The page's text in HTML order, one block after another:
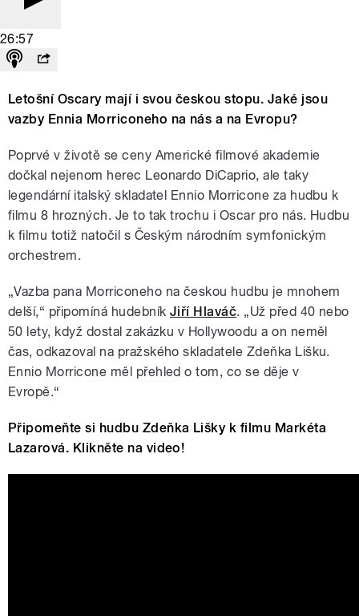
26:57
Letošní Oscary mají i svou českou stopu. Jaké jsou
vazby Ennia Morriconeho na nás a na Evropu?
Poprvé v životě se ceny Americké filmové akademie
dočkal nejenom herec Leonardo DiCaprio, ale taky
legendární italský skladatel Ennio Morricone za hudbu k
filmu 8 hrozných. Je to tak trochu i Oscar pro nás. Hudbu
k filmu totiž natočil s Českým národním symfonickým
orchestrem.
„Vazba pana Morriconeho na českou hudbu je mnohem
delší,“ připomíná hudebník Jiří Hlaváč. „Už před 40 nebo
50 lety, když dostal zakázku v Hollywoodu a on neměl
čas, odkazoval na pražského skladatele Zdeňka Lišku.
Ennio Morricone měl přehled o tom, co se děje v
Evropě.“
Připomeňte si hudbu Zdeňka Lišky k filmu Markéta
Lazarová. Klikněte na video!